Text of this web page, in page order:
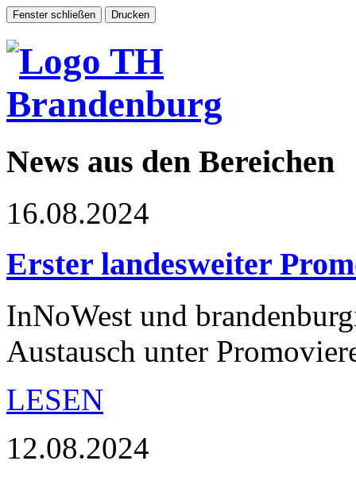
News aus den Bereichen
16.08.2024
Erster landesweiter
InNoWest und
Austausch unter
LESEN
12.08.2024